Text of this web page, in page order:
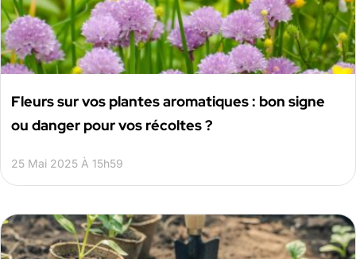
Fleurs sur vos plantes aromatiques : bon signe
ou danger pour vos récoltes ?
25 Mai 2025 À 15h59